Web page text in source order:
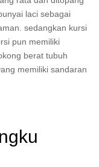
laci sebagai
sedangkan kursi
pun memiliki
berat tubuh
memiliki sandaran